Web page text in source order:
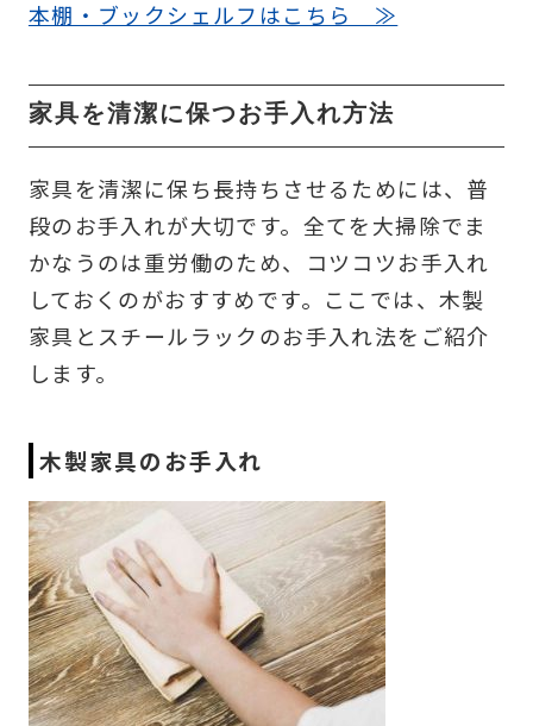
本棚・ブックシェルフはこちら ≫
家具を清潔に保つお手入れ方法
家具を清潔に保ち長持ちさせるためには、普
段のお手入れが大切です。全てを大掃除でま
かなうのは重労働のため、コツコツお手入れ
しておくのがおすすめです。ここでは、木製
家具とスチールラックのお手入れ法をご紹介
します。
木製家具のお手入れ